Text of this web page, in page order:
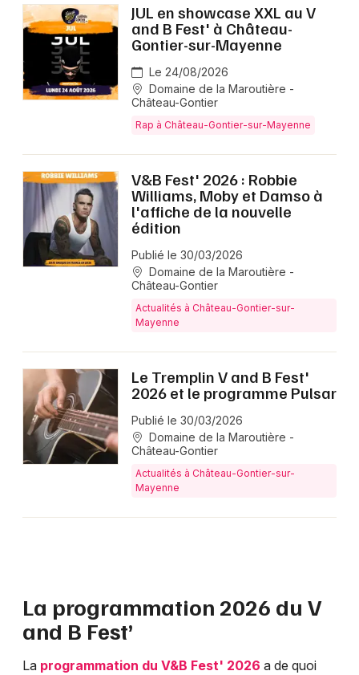
JUL en showcase XXL au V
and B Fest' à Château-
Gontier-sur-Mayenne
Le 24/08/2026
Domaine de la Maroutière -
Château-Gontier
Rap à Château-Gontier-sur-Mayenne
V&B Fest' 2026 : Robbie
Williams, Moby et Damso à
l'affiche de la nouvelle
édition
Publié le 30/03/2026
Domaine de la Maroutière -
Château-Gontier
Actualités à Château-Gontier-sur-
Mayenne
Le Tremplin V and B Fest'
2026 et le programme Pulsar
Publié le 30/03/2026
Domaine de la Maroutière -
Château-Gontier
Actualités à Château-Gontier-sur-
Mayenne
La programmation 2026 du V
and B Fest’
La programmation du V&B Fest' 2026 a de quoi